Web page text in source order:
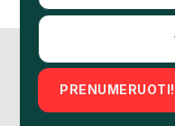
PRENUMERUOTI!